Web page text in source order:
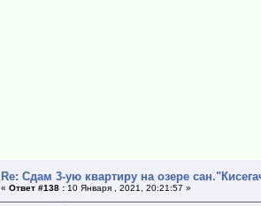
Re: Сдам 3-ую квартиру на озере
«Ответ #138 : 10 Января , 2021, 20:21:57 »